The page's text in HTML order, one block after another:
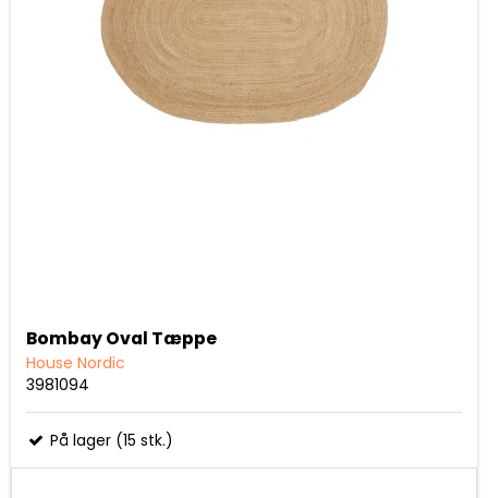
Bombay Oval Tæppe
House Nordic
3981094
På lager (15 stk.)